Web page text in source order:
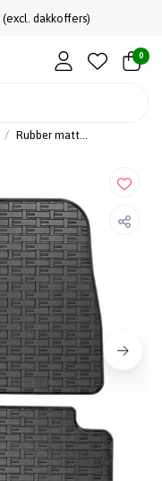
(excl. dakkoffers)
0
Rubber matten - Volvo C40 Recharge 2021- & XC40 Recharge 2021-